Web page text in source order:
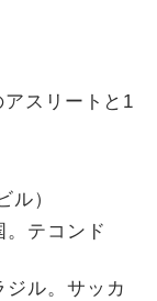
スリートと1
ル）
。テコンド
ル。サッカ